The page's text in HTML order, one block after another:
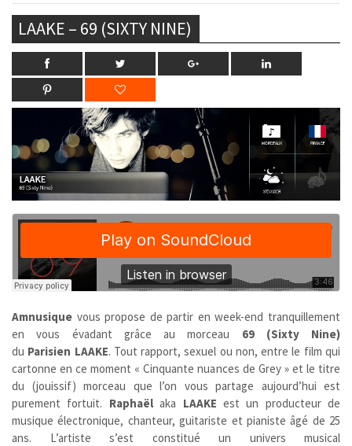
LAAKE – 69 (SIXTY NINE)
Amnusique vous propose de partir en week-end tranquillement
en vous évadant grâce au morceau 69 (Sixty Nine)
du Parisien LAAKE. Tout rapport, sexuel ou non, entre le film qui
cartonne en ce moment « Cinquante nuances de Grey » et le titre
du (jouissif) morceau que l’on vous partage aujourd’hui est
purement fortuit. Raphaëlaka LAAKE est un producteur de
musique électronique, chanteur, guitariste et pianiste âgé de 25
ans. L’artiste s’est constitué un univers musical